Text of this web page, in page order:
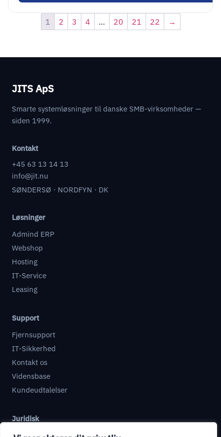
1 2 3 4 … 20 21 22 →
JITS ApS
Smarte systemløsninger til danske SMB-virksomheder —
siden 1999.
Kontakt
+45 63 13 14 13
info@jit.nu
SØNDERSØ · NORDFYN · DK
Løsninger
Admind ERP
Webshop
Hosting
IT-Service
Leasing
Support
Fjernsupport
IT-Sikkerhed
Kontakt os
Vidensbase
Kundeudtalelser
Juridisk
Databehandleraftale